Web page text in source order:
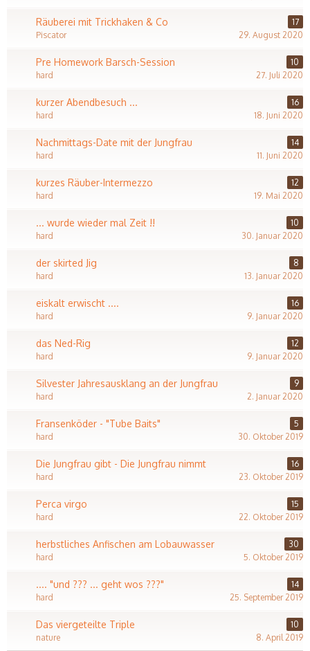
Räuberei mit Trickhaken & Co
17
Piscator
29. August 2020
Pre Homework Barsch-Session
10
hard
27. Juli 2020
kurzer Abendbesuch ...
16
hard
18. Juni 2020
Nachmittags-Date mit der Jungfrau
14
hard
11. Juni 2020
kurzes Räuber-Intermezzo
12
hard
19. Mai 2020
... wurde wieder mal Zeit !!
10
hard
30. Januar 2020
der skirted Jig
8
hard
13. Januar 2020
eiskalt erwischt ....
16
hard
9. Januar 2020
das Ned-Rig
12
hard
9. Januar 2020
Silvester Jahresausklang an der Jungfrau
9
hard
2. Januar 2020
Fransenköder - "Tube Baits"
5
hard
30. Oktober 2019
Die Jungfrau gibt - Die Jungfrau nimmt
16
hard
23. Oktober 2019
Perca virgo
15
hard
22. Oktober 2019
herbstliches Anfischen am Lobauwasser
30
hard
5. Oktober 2019
.... "und ??? ... geht wos ???"
14
hard
25. September 2019
Das viergeteilte Triple
10
nature
8. April 2019